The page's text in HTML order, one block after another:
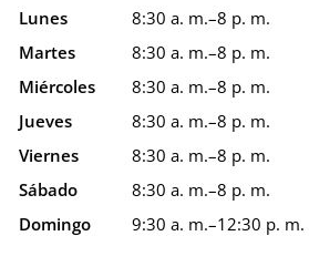
Lunes
8:30 a. m.–8 p. m.
Martes
8:30 a. m.–8 p. m.
Miércoles
8:30 a. m.–8 p. m.
Jueves
8:30 a. m.–8 p. m.
Viernes
8:30 a. m.–8 p. m.
Sábado
8:30 a. m.–8 p. m.
Domingo
9:30 a. m.–12:30 p. m.